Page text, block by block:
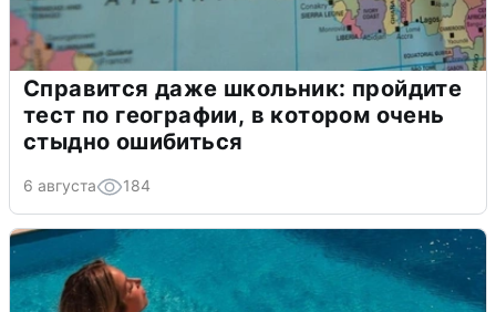
Справится даже школьник: пройдите
тест по географии, в котором очень
стыдно ошибиться
6 августа 184